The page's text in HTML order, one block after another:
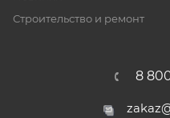
Строительство и ремонт
8